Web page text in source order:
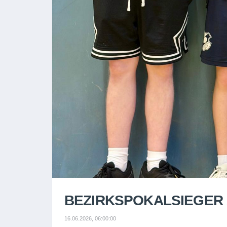
BEZIRKSPOKALSIEGER
16.06.2026, 06:00:00